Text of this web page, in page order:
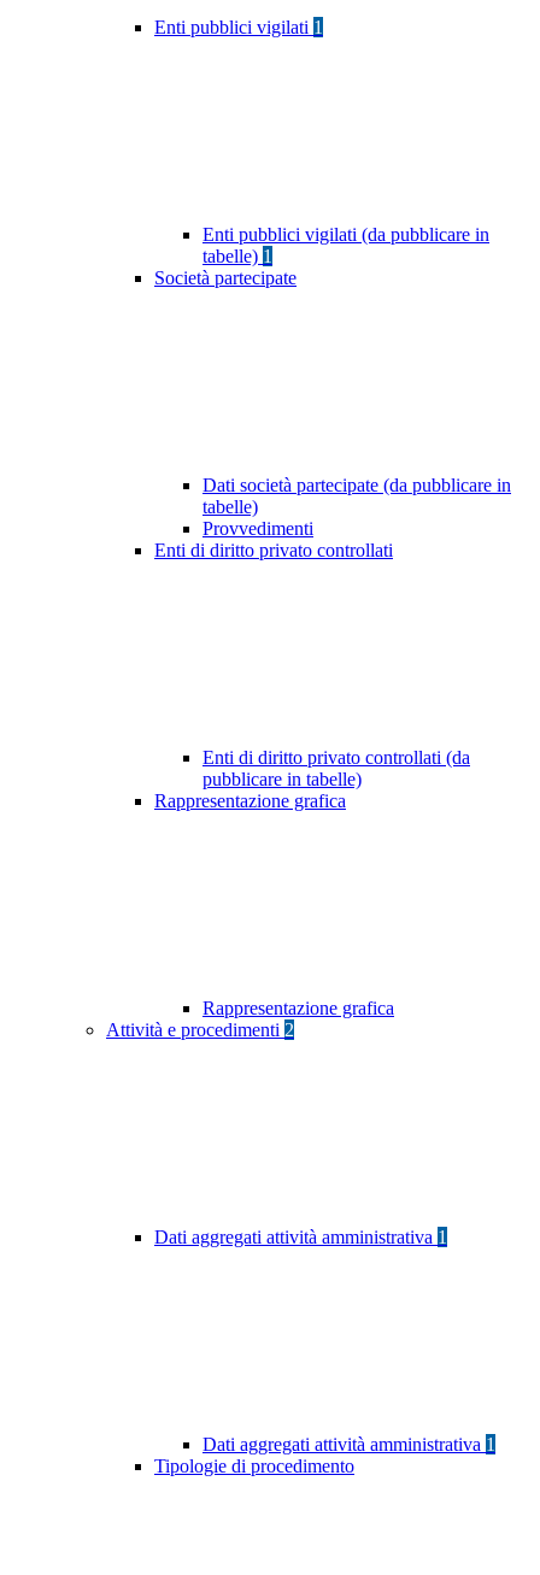
Enti pubblici vigilati 1
Enti pubblici vigilati (da pubblicare in
tabelle) 1
Società partecipate
Dati società partecipate (da pubblicare in
tabelle)
Provvedimenti
Enti di diritto privato controllati
Enti di diritto privato controllati (da
pubblicare in tabelle)
Rappresentazione grafica
Rappresentazione grafica
Attività e procedimenti 2
Dati aggregati attività amministrativa 1
Dati aggregati attività amministrativa 1
Tipologie di procedimento